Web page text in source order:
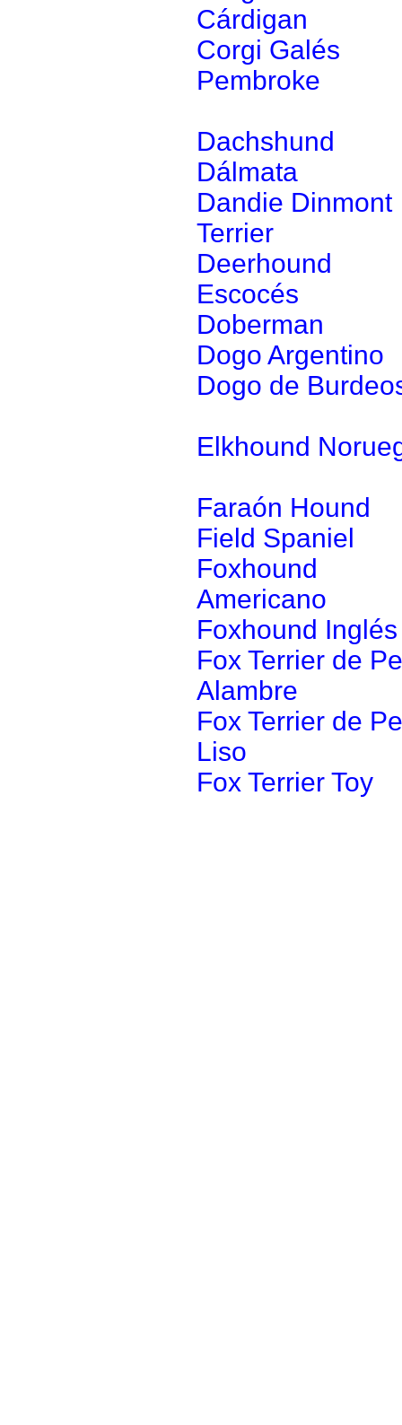
Cárdigan
Corgi Galés
Pembroke
Dachshund
Dálmata
Dandie Dinmont
Terrier
Deerhound
Escocés
Doberman
Dogo Argentino
Dogo de
Elkhound
Faraón Hound
Field Spaniel
Foxhound
Americano
Foxhound Inglés
Fox Terrier de
Alambre
Fox Terrier de
Liso
Fox Terrier Toy